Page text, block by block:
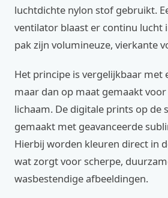
luchtdichte nylon stof gebruikt.
ventilator blaast er continu lucht
pak zijn volumineuze, vierkante
Het principe is vergelijkbaar met
maar dan op maat gemaakt
lichaam. De digitale prints op de
gemaakt met geavanceerde
Hierbij worden kleuren direct in
wat zorgt voor scherpe,
wasbestendige afbeeldingen.